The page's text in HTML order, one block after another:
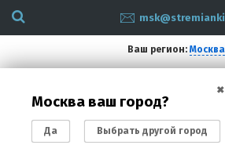
Ваш регион: Москва
✖
Москва ваш город?
Да Выбрать другой город
Санкт-Петербург
(812) 200 87 93